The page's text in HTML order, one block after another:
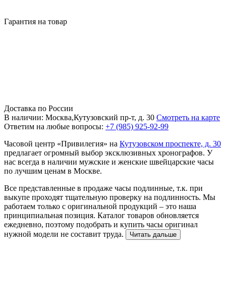
Гарантия на товар
Доставка по России
В наличии: Москва,Кутузовский пр-т, д. 30 Смотреть на карте
Ответим на любые вопросы: +7 (985) 925-92-99
Часовой центр «Привилегия» на Кутузовском проспекте, д. 30
предлагает огромный выбор эксклюзивных хронографов. У
нас всегда в наличии мужские и женские швейцарские часы
по лучшим ценам в Москве.
Все представленные в продаже часы подлинные, т.к. при
выкупе проходят тщательную проверку на подлинность. Мы
работаем только с оригинальной продукций – это наша
принципиальная позиция. Каталог товаров обновляется
ежедневно, поэтому подобрать и купить часы оригинал
нужной модели не составит труда.
Читать дальше